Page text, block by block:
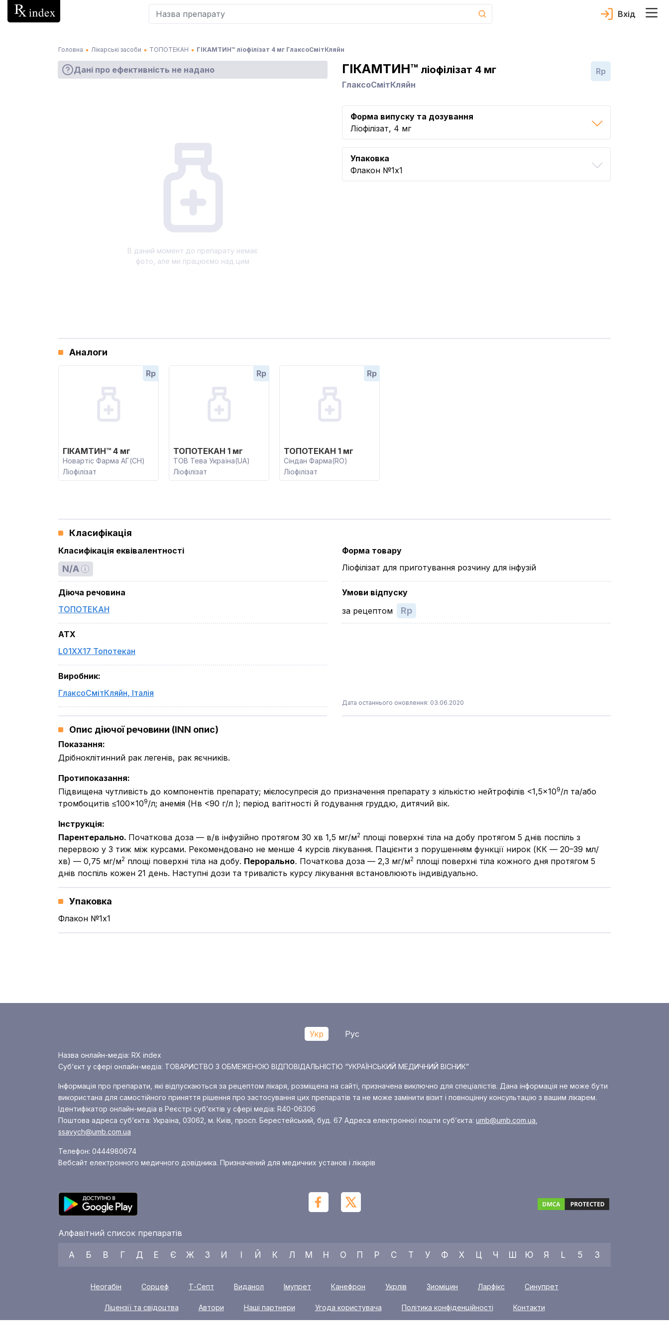
Вхід
Головна Лікарські засоби ТОПОТЕКАН ГІКАМТИН™ ліофілізат 4 мг ГлаксоСмітКляйн
Дані про ефективність не надано
В даний момент до препарату немає
фото, але ми працюємо над цим
ГІКАМТИН™ ліофілізат 4 мг
ГлаксоСмітКляйн
Rp
Форма випуску та дозування
Ліофілізат, 4 мг
Упаковка
Флакон №1x1
Аналоги
Rp
ГІКАМТИН™ 4 мг
Новартіс Фарма АГ(CH)
Ліофілізат
Rp
ТОПОТЕКАН 1 мг
ТОВ Тева Україна(UA)
Ліофілізат
Rp
ТОПОТЕКАН 1 мг
Сіндан Фарма(RO)
Ліофілізат
Класифікація
Класифікація еквівалентності
N/A
Діюча речовина
ТОПОТЕКАН
ATX
L01XX17 Топотекан
Виробник:
ГлаксоСмітКляйн, Італія
Форма товару
Ліофілізат для приготування розчину для інфузій
Умови відпуску
за рецептом
Rp
Дата останнього оновлення: 03.06.2020
Опис діючої речовини (INN опис)
Показання:
Дрібноклітинний рак легенів, рак яєчників.
Протипоказання:
Підвищена чутливість до компонентів препарату; мієлосупресія до призначення препарату з кількістю нейтрофілів <1,5×109/л та/або
тромбоцитів ≤100×109/л; анемія (Нв <90 г/л ); період вагітності й годування груддю, дитячий вік.
Інструкція:
Парентерально. Початкова доза — в/в інфузійно протягом 30 хв 1,5 мг/м2 площі поверхні тіла на добу протягом 5 днів поспіль з
перервою у 3 тиж між курсами. Рекомендовано не менше 4 курсів лікування. Пацієнти з порушенням функції нирок (КК — 20–39 мл/
хв) — 0,75 мг/м2 площі поверхні тіла на добу. Перорально. Початкова доза — 2,3 мг/м2 площі поверхні тіла кожного дня протягом 5
днів поспіль кожен 21 день. Наступні дози та тривалість курсу лікування встановлюють індивідуально.
Упаковка
Флакон №1x1
Укр Рус
Назва онлайн-медіа: RX index
Суб‘єкт у сфері онлайн-медіа: ТОВАРИСТВО З ОБМЕЖЕНОЮ ВІДПОВІДАЛЬНІСТЮ “УКРАЇНСЬКИЙ МЕДИЧНИЙ ВІСНИК”
Інформація про препарати, які відпускаються за рецептом лікаря, розміщена на сайті, призначена виключно для спеціалістів. Дана інформація не може бути
використана для самостійного приняття рішення про застосування цих препаратів та не може замінити візит і повноцінну консультацію з вашим лікарем.
Ідентифікатор онлайн-медіа в Реєстрі суб‘єктів у сфері медіа: R40-06306
Поштова адреса суб‘єкта: Україна, 03062, м. Київ, просп. Берестейський, буд. 67 Адреса електронної пошти суб’єкта: umb@umb.com.ua
ssavych@umb.com.ua
Телефон: 0444980674
Вебсайт електронного медичного довідника. Призначений для медичних установ і лікарів
Неогабін Сорцеф Т-Септ Виданол Імупрет Канефрон Укрлів Зиоміцин Ларфікс Синупрет
Ліцензії та свідоцтва Автори Наші партнери Угода користувача Політика конфіденційності
Контакти
Алфавітний список препаратів
А Б В Г Д Е Є Ж З И Й К Л М Н О П Р С Т У Ф Х Ц Ч Ш Ю Я L 5 3